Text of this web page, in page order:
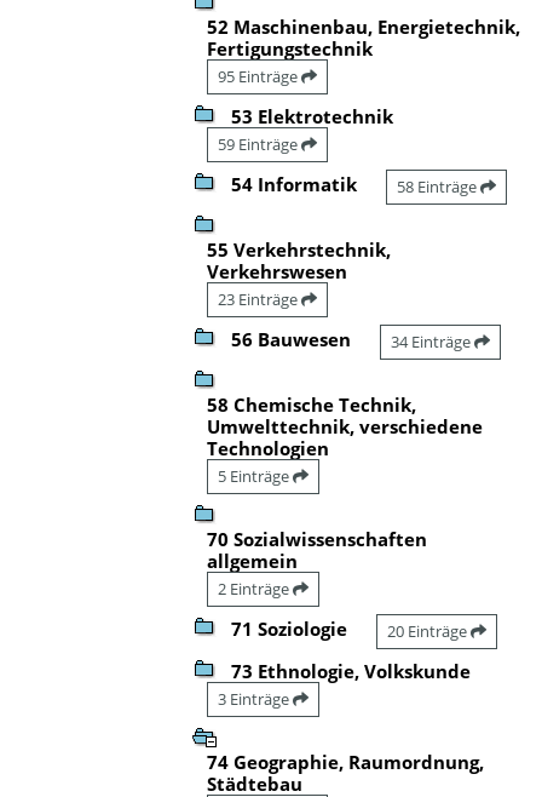
52 Maschinenbau, Energietechnik,
Fertigungstechnik
95 Einträge
53 Elektrotechnik
59 Einträge
54 Informatik 58 Einträge
55 Verkehrstechnik,
Verkehrswesen
23 Einträge
56 Bauwesen 34 Einträge
58 Chemische Technik,
Umwelttechnik, verschiedene
Technologien
5 Einträge
70 Sozialwissenschaften
allgemein
2 Einträge
71 Soziologie 20 Einträge
73 Ethnologie, Volkskunde
3 Einträge
74 Geographie, Raumordnung,
Städtebau